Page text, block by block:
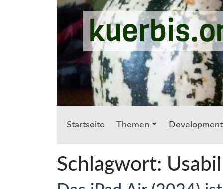
Zum Hauptinhalt springen
Startseite Themen Development
Schlagwort: